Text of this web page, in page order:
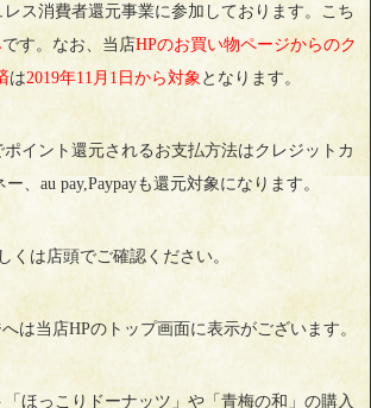
ス消費者還元事業に参加しております。こち
です。なお、当店HPのお買い物ページからのク
は2019年11月1日から対象 となります。
イント還元されるお支払方法はクレジットカ
、au pay,Paypayも還元対象になります。
くは店頭でご確認ください。
は当店HPのトップ画面に表示がございます。
「ほっこりドーナッツ」や「青梅の和」の購入